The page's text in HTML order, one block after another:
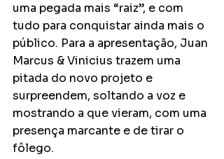
uma pegada mais “raiz”, e com
tudo para conquistar ainda mais o
público. Para a apresentação, Juan
Marcus & Vinicius trazem uma
pitada do novo projeto e
surpreendem, soltando a voz e
mostrando a que vieram, com uma
presença marcante e de tirar o
fôlego.